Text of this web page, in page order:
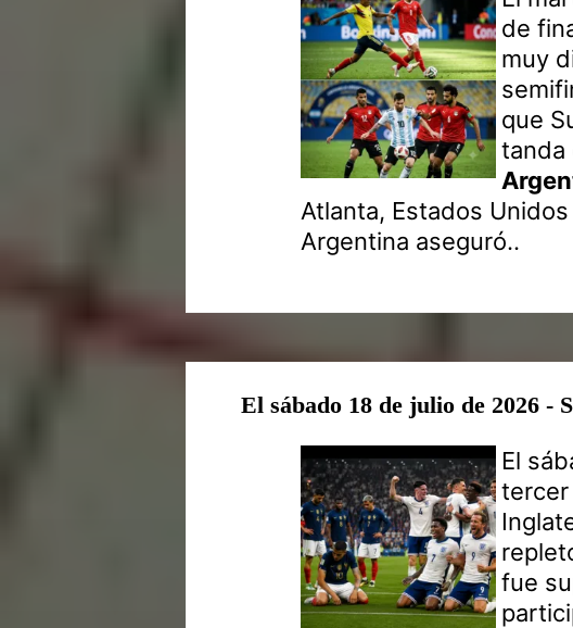
de
muy
que
tanda
Atlanta, Estados Unidos
Argentina aseguró..
El sábado 18 de julio de 2026 -
El
tercer
fue